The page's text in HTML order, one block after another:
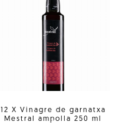
12 X Vinagre de garnatxa
Mestral ampolla 250 ml